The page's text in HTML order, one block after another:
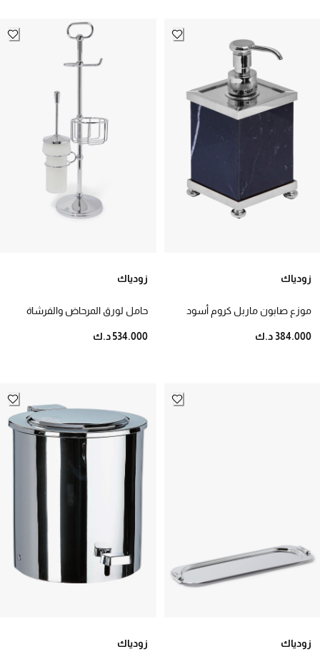
موزع صابون ماربل كروم أسود
زودياك
384.000 د.ك
حامل لورق المرحاض والفرشاة
زودياك
534.000 د.ك
زودياك زودياك